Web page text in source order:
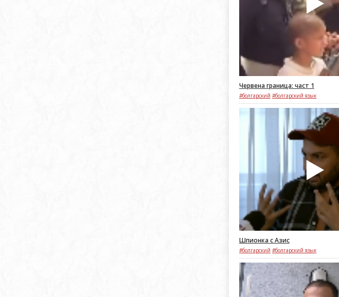
Червена граница: част 1
#болгарский #болгарский язык
Шпионка с Азис
#болгарский #болгарский язык